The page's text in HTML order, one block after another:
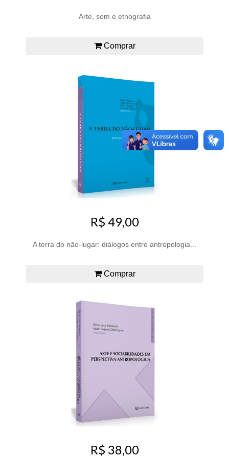
Arte, som e etnografia
Comprar
R$ 49,00
A terra do não-lugar: diálogos entre antropologia...
Comprar
R$ 38,00